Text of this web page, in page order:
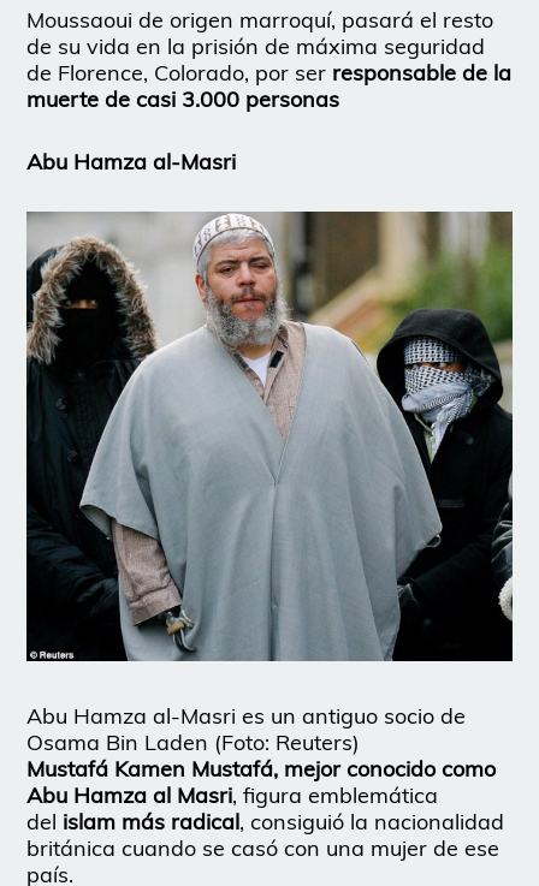
Moussaoui de origen marroquí, pasará el resto
de su vida en la prisión de máxima seguridad
de Florence, Colorado, por ser responsable de la
muerte de casi 3.000 personas
Abu Hamza al-Masri
Abu Hamza al-Masri es un antiguo socio de
Osama Bin Laden (Foto: Reuters)
Mustafá Kamen Mustafá, mejor conocido como
Abu Hamza al Masri, figura emblemática
del islam más radical, consiguió la nacionalidad
británica cuando se casó con una mujer de ese
país.